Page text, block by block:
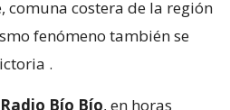
comuna costera de la región
fenómeno también se
.
Radio Bío Bío, en horas